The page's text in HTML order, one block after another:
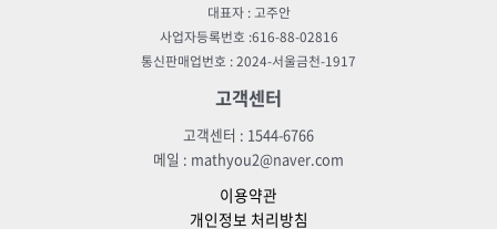
대표자 : 고주안
사업자등록번호 :616-88-02816
통신판매업번호 : 2024-서울금천-1917
고객센터
고객센터 : 1544-6766
메일 : mathyou2@naver.com
이용약관
개인정보 처리방침